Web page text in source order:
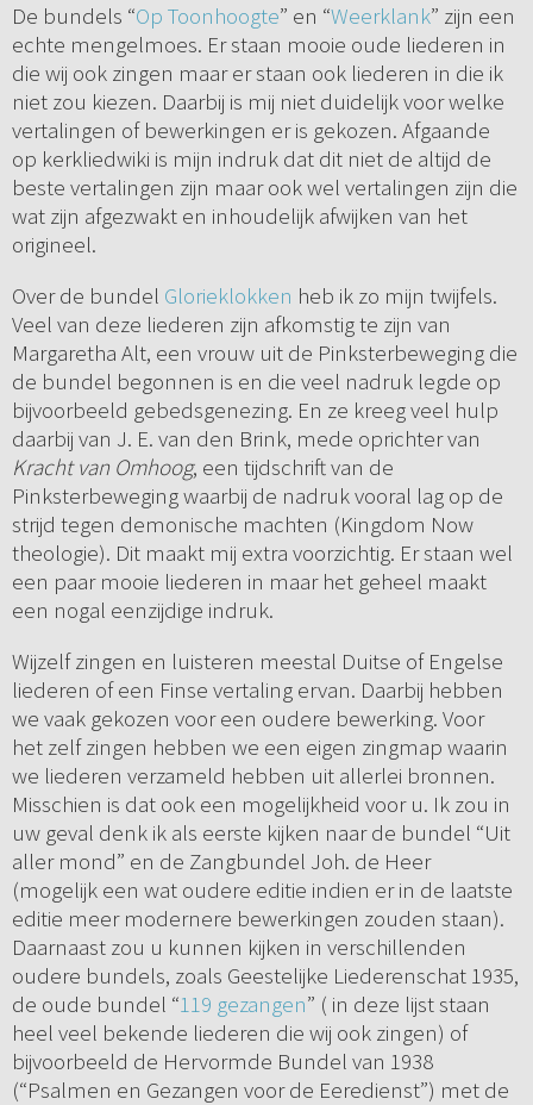
De bundels “Op Toonhoogte” en “Weerklank” zijn een
echte mengelmoes. Er staan mooie oude liederen in
die wij ook zingen maar er staan ook liederen in die ik
niet zou kiezen. Daarbij is mij niet duidelijk voor welke
vertalingen of bewerkingen er is gekozen. Afgaande
op kerkliedwiki is mijn indruk dat dit niet de altijd de
beste vertalingen zijn maar ook wel vertalingen zijn die
wat zijn afgezwakt en inhoudelijk afwijken van het
origineel.
Over de bundel Glorieklokken heb ik zo mijn twijfels.
Veel van deze liederen zijn afkomstig te zijn van
Margaretha Alt, een vrouw uit de Pinksterbeweging die
de bundel begonnen is en die veel nadruk legde op
bijvoorbeeld gebedsgenezing. En ze kreeg veel hulp
daarbij van J. E. van den Brink, mede oprichter van
Kracht van Omhoog, een tijdschrift van de
Pinksterbeweging waarbij de nadruk vooral lag op de
strijd tegen demonische machten (Kingdom Now
theologie). Dit maakt mij extra voorzichtig. Er staan wel
een paar mooie liederen in maar het geheel maakt
een nogal eenzijdige indruk.
Wijzelf zingen en luisteren meestal Duitse of Engelse
liederen of een Finse vertaling ervan. Daarbij hebben
we vaak gekozen voor een oudere bewerking. Voor
het zelf zingen hebben we een eigen zingmap waarin
we liederen verzameld hebben uit allerlei bronnen.
Misschien is dat ook een mogelijkheid voor u. Ik zou in
uw geval denk ik als eerste kijken naar de bundel “Uit
aller mond” en de Zangbundel Joh. de Heer
(mogelijk een wat oudere editie indien er in de laatste
editie meer modernere bewerkingen zouden staan).
Daarnaast zou u kunnen kijken in verschillenden
oudere bundels, zoals Geestelijke Liederenschat 1935,
de oude bundel “119 gezangen” ( in deze lijst staan
heel veel bekende liederen die wij ook zingen) of
bijvoorbeeld de Hervormde Bundel van 1938
(“Psalmen en Gezangen voor de Eeredienst”) met de